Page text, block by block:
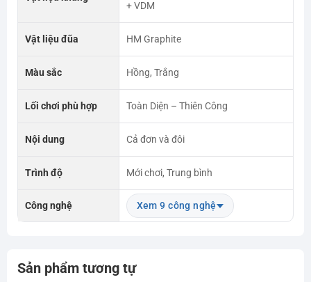
+ VDM
Vật liệu đũa HM Graphite
Màu sắc Hồng, Trắng
Lối chơi phù hợp Toàn Diện – Thiên Công
Nội dung Cả đơn và đôi
Trình độ Mới chơi, Trung bình
Công nghệ Xem 9 công nghệ
Sản phẩm tương tự